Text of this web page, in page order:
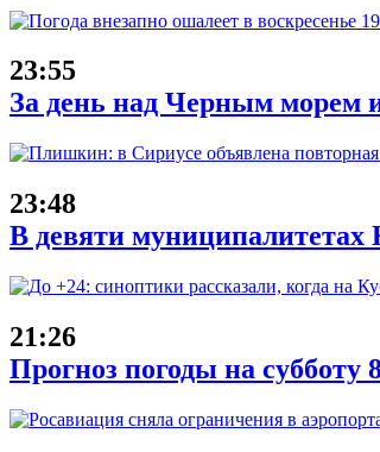
23:55
За день над Черным морем
23:48
В девяти муниципалитетах
21:26
Прогноз погоды на субботу